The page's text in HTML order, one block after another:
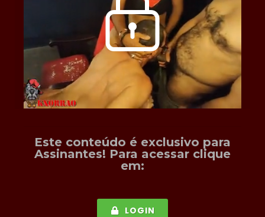
Este conteúdo é exclusivo para
Assinantes! Para acessar clique
em:
LOGIN